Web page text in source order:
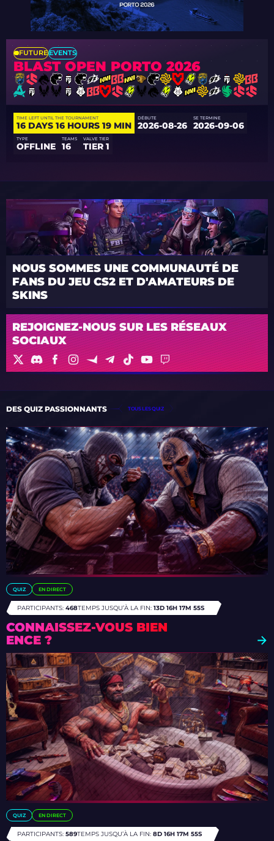
FUTUREEVENTS
BLAST OPEN PORTO 2026
TIME LEFT UNTIL THE TOURNAMENT
16 DAYS 16 HOURS 19 MIN
DÉBUTE
2026-08-26
SE TERMINE
2026-09-06
TYPE
OFFLINE
TEAMS
16
VALVE TIER
TIER 1
NOUS SOMMES UNE COMMUNAUTÉ DE
FANS DU JEU CS2 ET D'AMATEURS DE
SKINS
REJOIGNEZ-NOUS SUR LES RÉSEAUX
SOCIAUX
DES QUIZ PASSIONNANTS TOUS LES QUIZ
QUIZ EN DIRECT
PARTICIPANTS: 468TEMPS JUSQU’À LA FIN: 13D 16H 17M 52S
CONNAISSEZ-VOUS BIEN
ENCE ?
QUIZ EN DIRECT
PARTICIPANTS: 589TEMPS JUSQU’À LA FIN: 8D 16H 17M 52S